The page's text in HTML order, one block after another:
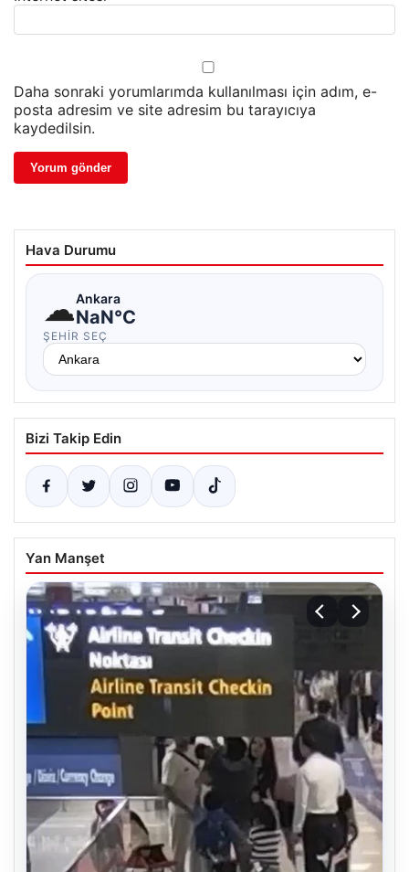
Daha sonraki yorumlarımda kullanılması için adım, e-
posta adresim ve site adresim bu tarayıcıya
kaydedilsin.
Hava Durumu
☁Ankara
NaN°C
ŞEHIR SEÇ
Bizi Takip Edin
Yan Manşet